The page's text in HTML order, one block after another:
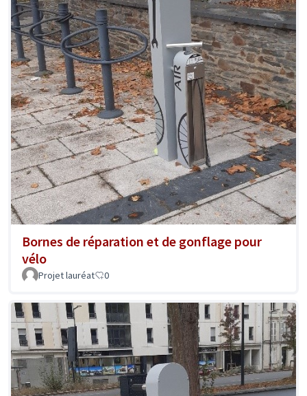
Bornes de réparation et de gonflage pour
vélo
Projet lauréat 0